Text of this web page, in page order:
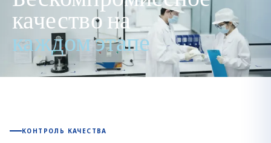
качество на
каждом этапе
КОНТРОЛЬ КАЧЕСТВА